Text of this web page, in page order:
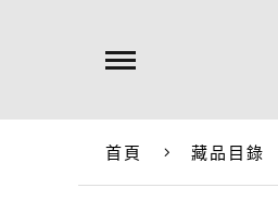
首頁 藏品目錄